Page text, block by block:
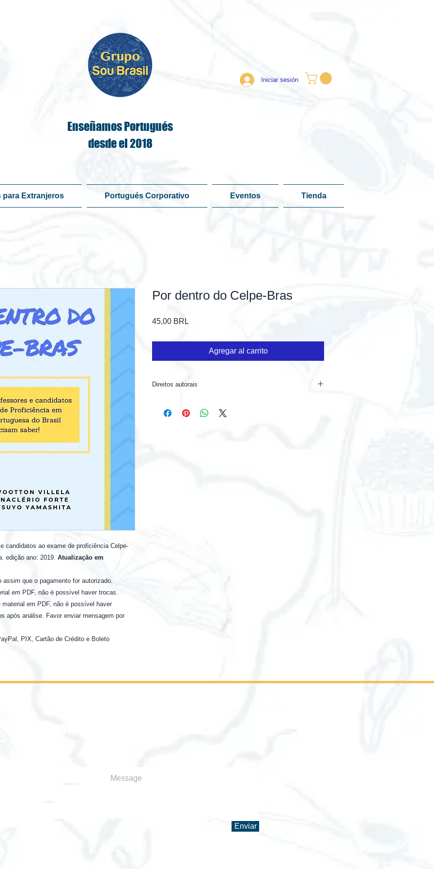
Enseñamos Portugués
desde el 2018
Iniciar sesión
para Extranjeros Portugués Corporativo Eventos Tienda
candidatos ao exame de proficiência Celpe-
edição ano: 2019. Atualização em
que o pagamento for autorizado.
em PDF, não é possível haver trocas.
em PDF, não é possível haver
após análise. Favor enviar mensagem por
PIX, Cartão de Crédito e Boleto
Por dentro do Celpe-Bras
45,00 BRL
Agregar al carrito
Direitos autorais
Em caso de reprodução ou cópia de parte do conteúdo,
Enviar